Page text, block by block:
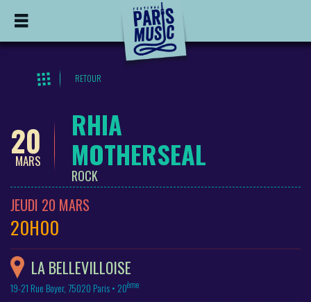
RETOUR
20
MARS
RHIA
MOTHERSEAL
ROCK
JEUDI 20 MARS
20H00
LA BELLEVILLOISE
19-21 Rue Boyer, 75020 Paris • 20ème